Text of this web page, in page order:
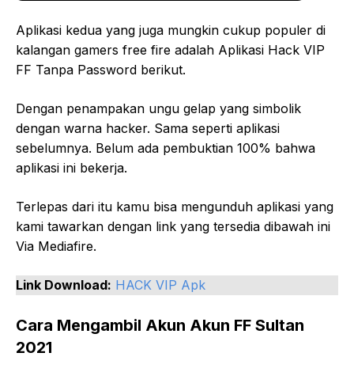
Aplikasi kedua yang juga mungkin cukup populer di
kalangan gamers free fire adalah Aplikasi Hack VIP
FF Tanpa Password berikut.
Dengan penampakan ungu gelap yang simbolik
dengan warna hacker. Sama seperti aplikasi
sebelumnya. Belum ada pembuktian 100% bahwa
aplikasi ini bekerja.
Terlepas dari itu kamu bisa mengunduh aplikasi yang
kami tawarkan dengan link yang tersedia dibawah ini
Via Mediafire.
Link Download: HACK VIP Apk
Cara Mengambil Akun Akun FF Sultan
2021